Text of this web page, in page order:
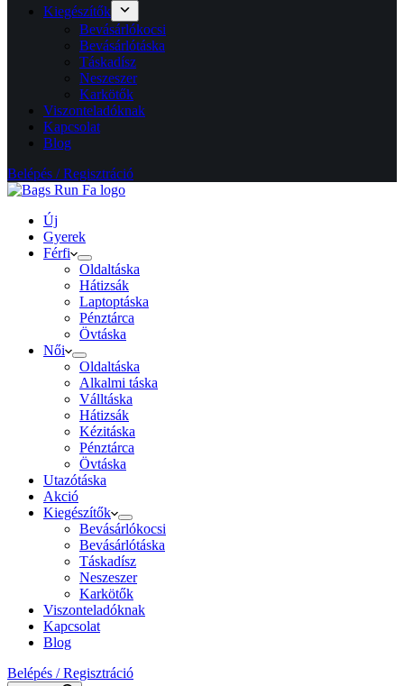
Kiegészítők
Bevásárlókocsi
Bevásárlótáska
Táskadísz
Neszeszer
Karkötők
Viszonteladóknak
Kapcsolat
Blog
Belépés / Regisztráció
Új
Gyerek
Férfi
Oldaltáska
Hátizsák
Laptoptáska
Pénztárca
Övtáska
Női
Oldaltáska
Alkalmi táska
Válltáska
Hátizsák
Kézitáska
Pénztárca
Övtáska
Utazótáska
Akció
Kiegészítők
Bevásárlókocsi
Bevásárlótáska
Táskadísz
Neszeszer
Karkötők
Viszonteladóknak
Kapcsolat
Blog
Belépés / Regisztráció